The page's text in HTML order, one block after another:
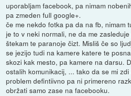
uporabljam facebook, pa nimam
pa zmeden full google+.
če me nekdo fotka pa da na fb, nimam
je to v neki normali, ne da me
štekam te paranoje čizt. Misliš če so
se jezijo tudi na kamere katere te
skozi kak mesto, pa kamere na darsu.
ostalih komunikacij, ... tako da se mi
problem defintiivno pa ni primereno
obržati samo zase na facebooku.